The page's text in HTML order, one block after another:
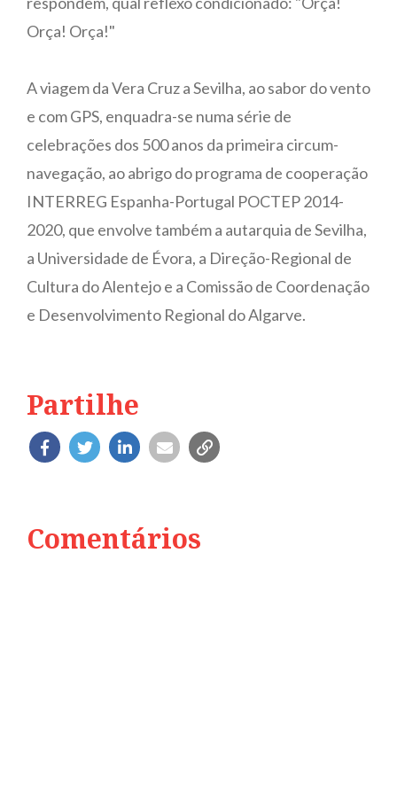
Orça! Orça!"
A viagem da Vera Cruz a Sevilha, ao sabor do vento
e com GPS, enquadra-se numa série de
celebrações dos 500 anos da primeira circum-
navegação, ao abrigo do programa de cooperação
INTERREG Espanha-Portugal POCTEP 2014-
2020, que envolve também a autarquia de Sevilha,
a Universidade de Évora, a Direção-Regional de
Cultura do Alentejo e a Comissão de Coordenação
e Desenvolvimento Regional do Algarve.
Partilhe
Comentários